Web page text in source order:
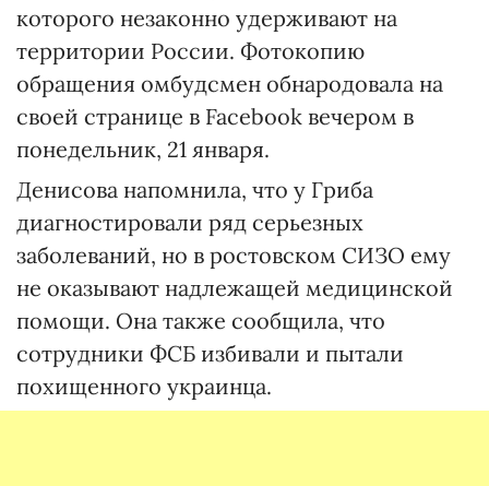
которого незаконно удерживают на
территории России. Фотокопию
обращения омбудсмен обнародовала на
своей странице в Facebook вечером в
понедельник, 21 января.
Денисова напомнила, что у Гриба
диагностировали ряд серьезных
заболеваний, но в ростовском СИЗО ему
не оказывают надлежащей медицинской
помощи. Она также сообщила, что
сотрудники ФСБ избивали и пытали
похищенного украинца.